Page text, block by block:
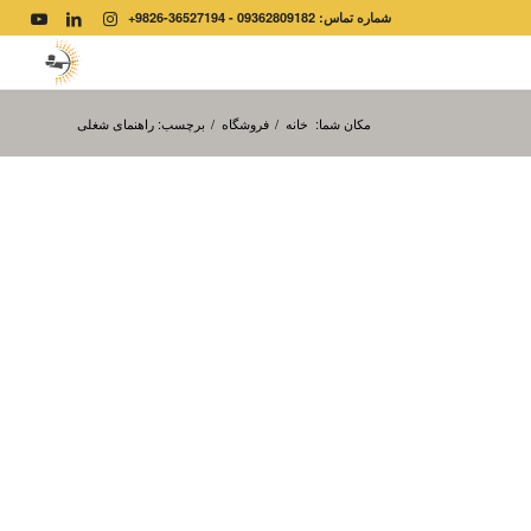
شماره تماس: 09362809182 - 36527194-9826+
مکان شما: خانه / فروشگاه / برچسب: راهنمای شغلی